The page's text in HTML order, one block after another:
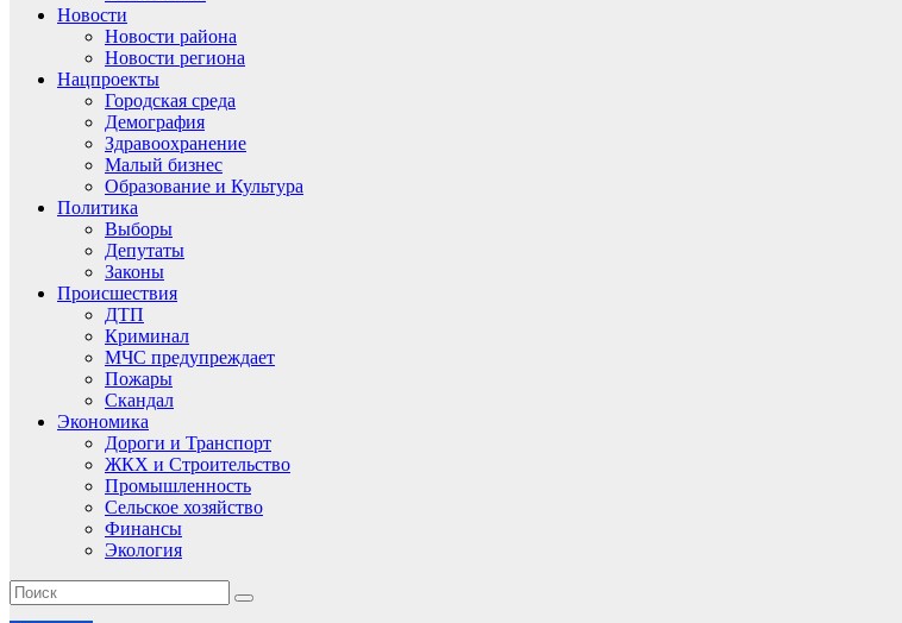
Новости
Новости района
Новости региона
Нацпроекты
Городская среда
Демография
Здравоохранение
Малый бизнес
Образование и Культура
Политика
Выборы
Депутаты
Законы
Происшествия
ДТП
Криминал
МЧС предупреждает
Пожары
Скандал
Экономика
Дороги и Транспорт
ЖКХ и Строительство
Промышленность
Сельское хозяйство
Финансы
Экология